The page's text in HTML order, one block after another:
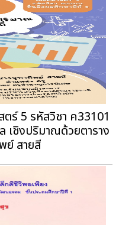
ร์ 5 รหัสวิชา ค33101
เชิงปริมาณด้วยตาราง
ย์ สายสี